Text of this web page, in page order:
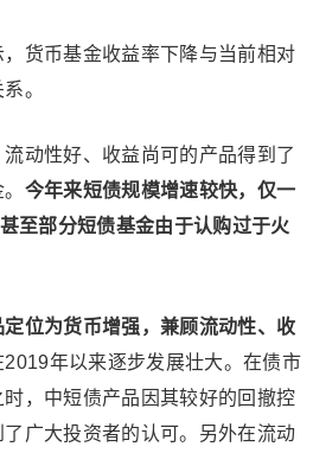
货币基金收益率下降与当前相对
。
动性好、收益尚可的产品得到了
今年来短债规模增速较快，仅一
至部分短债基金由于认购过于火
定位为货币增强，兼顾流动性、收
2019年以来逐步发展壮大。在债市
，中短债产品因其较好的回撤控
广大投资者的认可。另外在流动